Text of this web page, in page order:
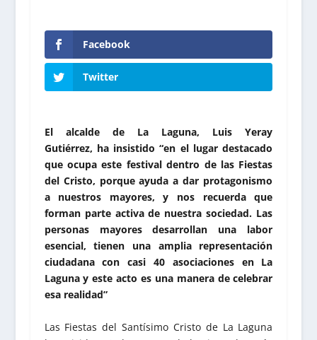
Facebook
Twitter
El alcalde de La Laguna, Luis Yeray
Gutiérrez, ha insistido “en el lugar destacado
que ocupa este festival dentro de las Fiestas
del Cristo, porque ayuda a dar protagonismo
a nuestros mayores, y nos recuerda que
forman parte activa de nuestra sociedad. Las
personas mayores desarrollan una labor
esencial, tienen una amplia representación
ciudadana con casi 40 asociaciones en La
Laguna y este acto es una manera de celebrar
esa realidad”
Las Fiestas del Santísimo Cristo de La Laguna